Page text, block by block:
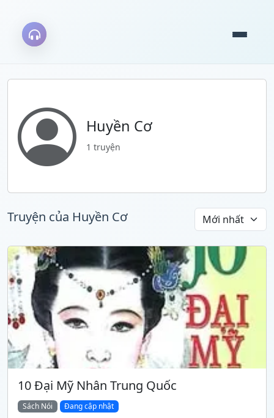
Huyền Cơ
1 truyện
Truyện của Huyền Cơ
10 Đại Mỹ Nhân Trung Quốc
Sách Nói Đang cập nhật